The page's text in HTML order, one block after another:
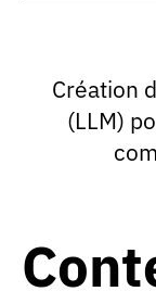
Création
(LLM)